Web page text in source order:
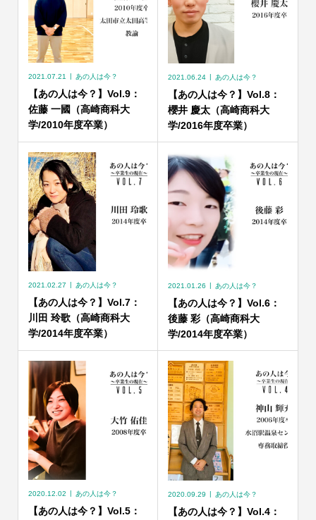
2021.07.21 あの人は今？
【あの人は今？】Vol.9：
佐藤 一國（高崎商科大
学/2010年度卒業）
2021.06.24 あの人は今？
【あの人は今？】Vol.8：
櫻井 慶太（高崎商科大
学/2016年度卒業）
2021.02.27 あの人は今？
【あの人は今？】Vol.7：
川田 玲歌（高崎商科大
学/2014年度卒業）
2021.01.26 あの人は今？
【あの人は今？】Vol.6：
後藤 彩（高崎商科大
学/2014年度卒業）
2020.12.02 あの人は今？
【あの人は今？】Vol.5：
2020.09.29 あの人は今？
【あの人は今？】Vol.4：